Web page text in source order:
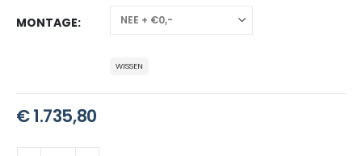
MONTAGE
WISSEN
€1.735,80